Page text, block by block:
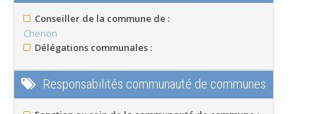
Conseiller de la commune de :
Chenon
Délégations communales :
Responsabilités communauté de communes